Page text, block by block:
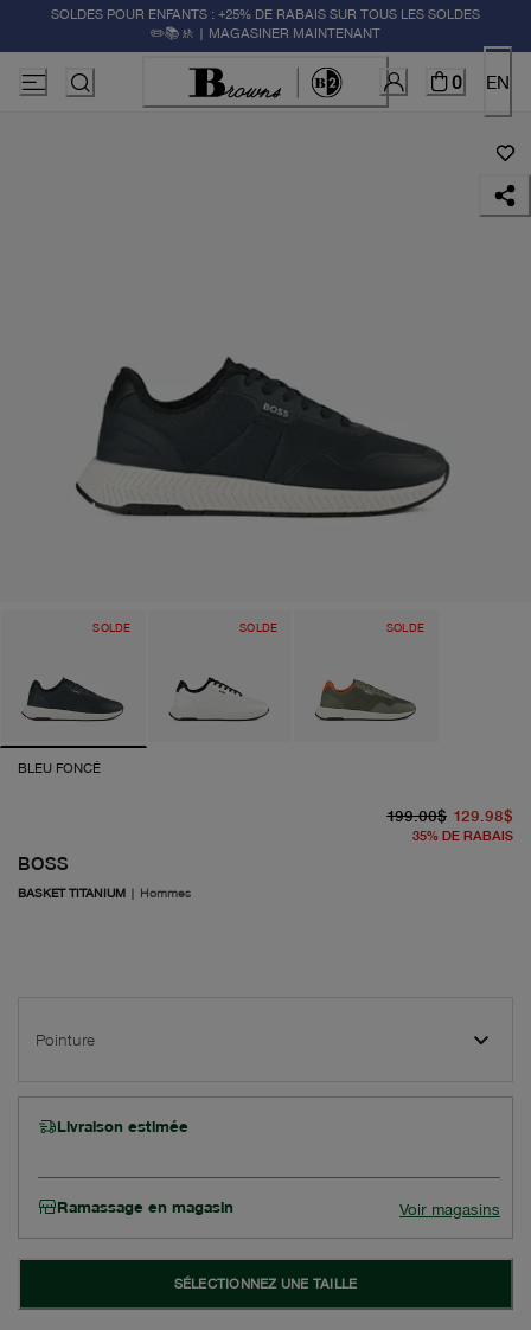
SOLDES POUR ENFANTS : +25% DE RABAIS SUR TOUS LES SOLDES
✏️📚🚸 | MAGASINER MAINTENANT
0 EN
SOLDE SOLDE SOLDE
BLEU FONCÉ
BOSS
BASKET TITANIUM | Hommes
199.00$ 129.98$
35% DE RABAIS
Pointure
Livraison estimée
Ramassage en magasin Voir magasins
SÉLECTIONNEZ UNE TAILLE